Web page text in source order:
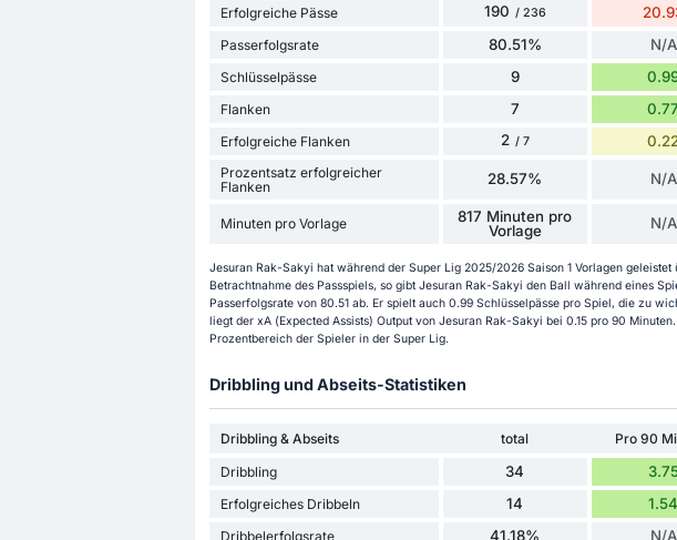
Erfolgreiche Pässe 190 / 236
Passerfolgsrate 80.51% N/A
Schlüsselpässe 9
Flanken 7 0.77
Erfolgreiche Flanken 2 / 7 0.22
Prozentsatz erfolgreicher
Flanken
28.57% N/A
Minuten pro Vorlage
817 Minuten pro
Vorlage
N/A
Jesuran Rak-Sakyi hat während der Super Lig 2025/2026 Saison 1 Vorlagen geleistet
Betrachtnahme des Passspiels, so gibt Jesuran Rak-Sakyi den Ball während eines
Passerfolgsrate von 80.51 ab. Er spielt auch 0.99 Schlüsselpässe pro Spiel, die zu
liegt der xA (Expected Assists) Output von Jesuran Rak-Sakyi bei 0.15 pro 90
Prozentbereich der Spieler in der Super Lig.
Dribbling und Abseits-Statistiken
Dribbling & Abseits total Pro 90
Dribbling
34
Erfolgreiches Dribbeln 14 1.54
Dribbelerfolgsrate 41.18% N/A